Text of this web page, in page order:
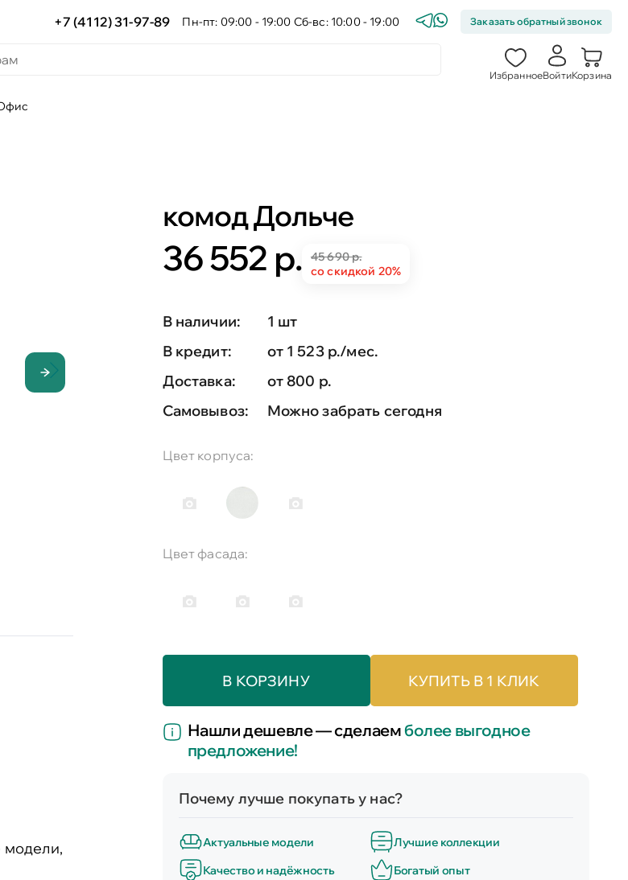
+7 (4112) 31-97-89 Пн-пт: 09:00 - 19:00 Сб-вс: 10:00 - 19:00 Заказать обратный звонок
ИзбранноеВойтиКорзина
модели,
комод Дольче
36 552 р.
45 690 р.
со скидкой 20%
В наличии:
1 шт
В кредит:
от 1 523 р./мес.
Доставка:
от 800 р.
Самовывоз:
Можно забрать сегодня
Цвет корпуса:
Цвет фасада:
В КОРЗИНУ КУПИТЬ В 1 КЛИК
Нашли дешевле — сделаемболее выгодное
предложение!
Почему лучше покупать у нас?
Актуальные модели
Лучшие коллекции
Качество и надёжность
Богатый опыт